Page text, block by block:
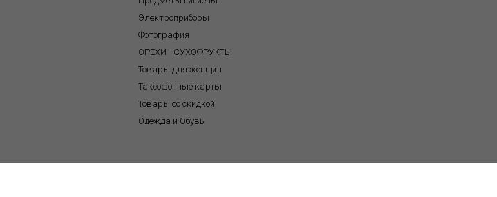
Электроприборы
Фотография
ОРЕХИ - СУХОФРУКТЫ
Товары для женщин
Таксофонные карты
Товары со скидкой
Одежда и Обувь